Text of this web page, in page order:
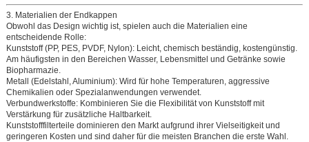
3. Materialien der Endkappen
Obwohl das Design wichtig ist, spielen auch die Materialien eine
entscheidende Rolle:
Kunststoff (PP, PES, PVDF, Nylon):Leicht, chemisch beständig, kostengünstig.
Am häufigsten in den Bereichen Wasser, Lebensmittel und Getränke sowie
Biopharmazie.
Metall (Edelstahl, Aluminium):Wird für hohe Temperaturen, aggressive
Chemikalien oder Spezialanwendungen verwendet.
Verbundwerkstoffe:Kombinieren Sie die Flexibilität von Kunststoff mit
Verstärkung für zusätzliche Haltbarkeit.
Kunststofffilterteile dominieren den Markt aufgrund ihrer Vielseitigkeit und
geringeren Kosten und sind daher für die meisten Branchen die erste Wahl.